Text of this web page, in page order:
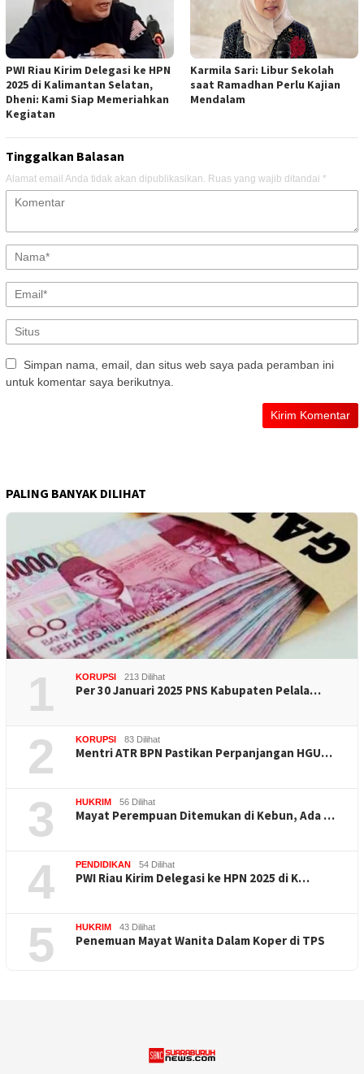
PWI Riau Kirim Delegasi ke HPN
2025 di Kalimantan Selatan,
Dheni: Kami Siap Memeriahkan
Kegiatan
Karmila Sari: Libur Sekolah
saat Ramadhan Perlu Kajian
Mendalam
Tinggalkan Balasan
Alamat email Anda tidak akan dipublikasikan. Ruas yang wajib ditandai *
Simpan nama, email, dan situs web saya pada peramban ini
untuk komentar saya berikutnya.
PALING BANYAK DILIHAT
1 KORUPSI 213 Dilihat
Per 30 Januari 2025 PNS Kabupaten Pelala…
2 KORUPSI 83 Dilihat
Mentri ATR BPN Pastikan Perpanjangan HGU…
3 HUKRIM 56 Dilihat
Mayat Perempuan Ditemukan di Kebun, Ada …
4 PENDIDIKAN 54 Dilihat
PWI Riau Kirim Delegasi ke HPN 2025 di K…
5 HUKRIM 43 Dilihat
Penemuan Mayat Wanita Dalam Koper di TPS